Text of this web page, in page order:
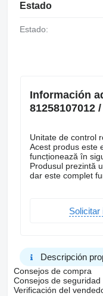
Estado
Estado:
Información
81258107012
Unitate de control
Acest produs este
funcționează în
Produsul prezintă
dar este complet
Solicitar
Descripción
Consejos de compra
Consejos de seguridad
Verificación del